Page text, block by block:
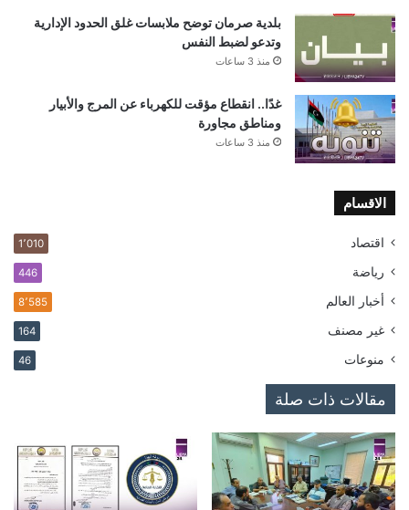
بلدية صرمان توضح ملابسات غلق الحدود الإدارية
وتدعو لضبط النفس
منذ 3 ساعات
غدًا.. انقطاع مؤقت للكهرباء عن المرج والأبيار
ومناطق مجاورة
منذ 3 ساعات
الاقسام
اقتصاد 1٬010
رياضة 446
أخبار العالم 8٬585
غير مصنف 164
منوعات 46
مقالات ذات صلة